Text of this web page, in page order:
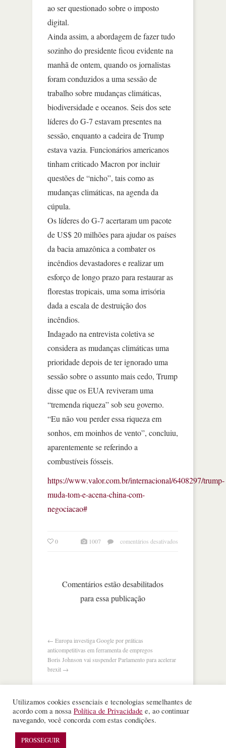
ao ser questionado sobre o imposto
digital.
Ainda assim, a abordagem de fazer tudo
sozinho do presidente ficou evidente na
manhã de ontem, quando os jornalistas
foram conduzidos a uma sessão de
trabalho sobre mudanças climáticas,
biodiversidade e oceanos. Seis dos sete
líderes do G-7 estavam presentes na
sessão, enquanto a cadeira de Trump
estava vazia. Funcionários americanos
tinham criticado Macron por incluir
questões de “nicho”, tais como as
mudanças climáticas, na agenda da
cúpula.
Os líderes do G-7 acertaram um pacote
de US$ 20 milhões para ajudar os países
da bacia amazônica a combater os
incêndios devastadores e realizar um
esforço de longo prazo para restaurar as
florestas tropicais, uma soma irrisória
dada a escala de destruição dos
incêndios.
Indagado na entrevista coletiva se
considera as mudanças climáticas uma
prioridade depois de ter ignorado uma
sessão sobre o assunto mais cedo, Trump
disse que os EUA reviveram uma
“tremenda riqueza” sob seu governo.
“Eu não vou perder essa riqueza em
sonhos, em moinhos de vento”, concluiu,
aparentemente se referindo a
combustíveis fósseis.
https://www.valor.com.br/internacional/6408297/trump-
muda-tom-e-acena-china-com-
negociacao#
0 1007 comentários desativados
Comentários estão desabilitados
para essa publicação
← Europa investiga Google por práticas
anticompetitivas em ferramenta de empregos
Boris Johnson vai suspender Parlamento para acelerar
brexit →
©Nota Alta ESPM. Todos os direitos reservados.
WordPress Theme
Utilizamos cookies essenciais e tecnologias semelhantes de
acordo com a nossa Política de Privacidade e, ao continuar
navegando, você concorda com estas condições.
PROSSEGUIR